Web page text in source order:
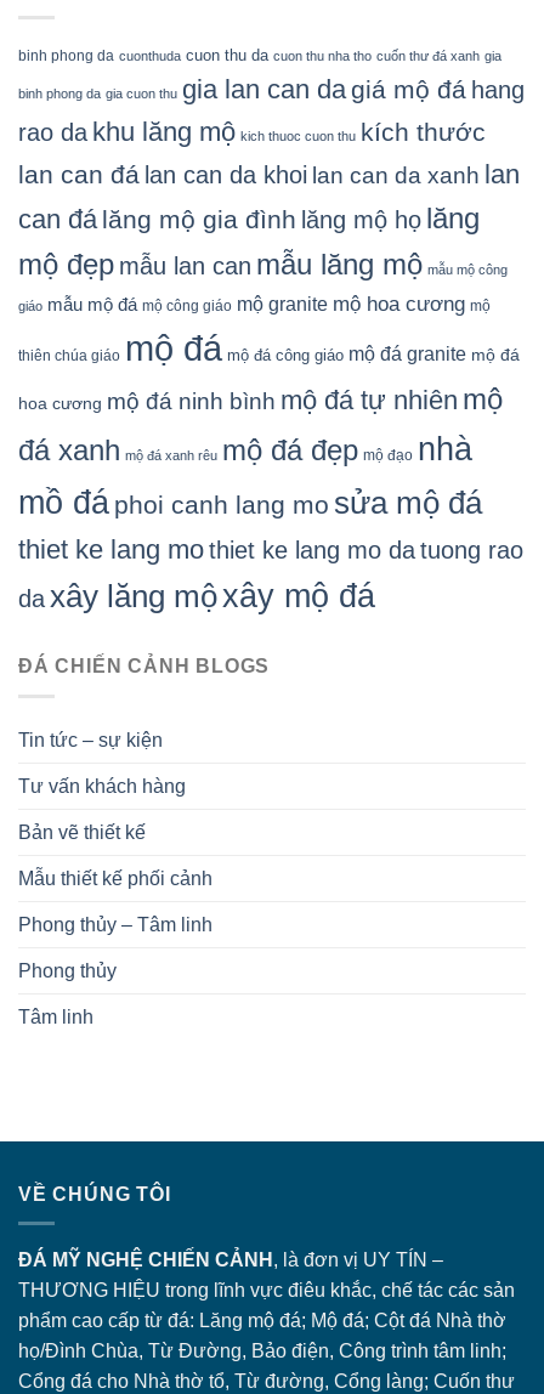
binh phong da cuonthuda cuon thu da cuon thu nha tho cuốn thư đá xanh gia
binh phong da gia cuon thu gia lan can dagiá mộ đá hang
rao da khu lăng mộ kich thuoc cuon thu kích thước
lan can đá lan can da khoi lan can da xanh lan
can đá lăng mộ gia đình lăng mộ họ lăng
mộ đẹp mẫu lan can mẫu lăng mộ mẫu mộ công
giáo mẫu mộ đá mộ công giáo mộ granite mộ hoa cương mộ
thiên chúa giáo mộ đá mộ đá công giáo mộ đá granite mộ đá
hoa cương mộ đá ninh bình mộ đá tự nhiên mộ
đá xanh mộ đá xanh rêu mộ đá đẹp mộ đạo nhà
mồ đá phoi canh lang mo sửa mộ đá
thiet ke lang mothiet ke lang mo datuong rao
daxây lăng mộxây mộ đá
ĐÁ CHIẾN CẢNH BLOGS
Tin tức – sự kiện
Tư vấn khách hàng
Bản vẽ thiết kế
Mẫu thiết kế phối cảnh
Phong thủy – Tâm linh
Phong thủy
Tâm linh
VỀ CHÚNG TÔI
ĐÁ MỸ NGHỆ CHIẾN CẢNH , là đơn vị UY TÍN –
THƯƠNG HIỆU trong lĩnh vực điêu khắc, chế tác các sản
phẩm cao cấp từ đá: Lăng mộ đá; Mộ đá; Cột đá Nhà thờ
họ/Đình Chùa, Từ Đường, Bảo điện, Công trình tâm linh;
Cổng đá cho Nhà thờ tổ, Từ đường, Cổng làng; Cuốn thư